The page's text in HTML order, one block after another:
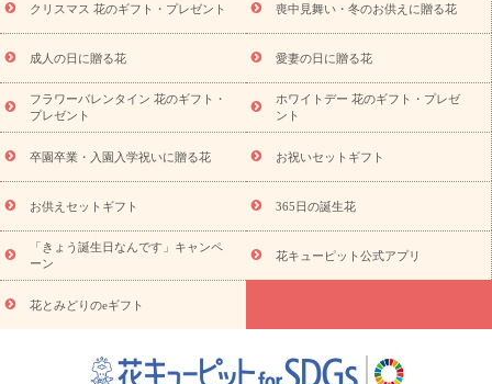
プリザーブドフラワー
スタイルから探す
アレンジメント
蘭・花鉢
ミディ胡蝶蘭・お祝い ミディ胡蝶蘭・お供え
の青色胡蝶蘭
観葉植物 観葉植物 産直多肉植物
プリザーブ
ドフラワー
お祝い お供え・お悔やみ 花とセットギフト
ミオーダー
プチギフト（hanamore -ハナモア-）
花とみどりの
eギフト
花キューピットのeGfit カラー ピンク
レンジ
レッド お花の種類 バラ ユリ トルコキキョウ
予
算から探す
お祝い お祝い・3000円～ お祝い・
お祝い・5000円～ お祝い・7000円～ お祝い・10000円～
お供え・お悔やみ
お供え・お悔やみ・3000円～
お供え・お
悔やみ・5000円～ お供え・お悔やみ・7000円～
お供え・お悔
やみ・10000円～
365日の誕生花カレンダー
開店・開業祝
お祝いを贈るときのマナー・
花キューピットのお祝いコラム一覧
誕生日のお花を「色
クリスマス 花のギフト・プレゼント 喪中見舞い・冬のお供えに贈る花
成人の日に贈る花 愛妻の日に贈る花
フラワーバレンタイン 花のギフト・
プレゼント
ホワイトデー 花のギフト・プレゼ
ント
卒園卒業・入園入学祝いに贈る花 お祝いセットギフト
お供えセットギフト 365日の誕生花
「きょう誕生日なんです」キャンペ
ーン
花キューピット公式アプリ
花とみどりのeギフト